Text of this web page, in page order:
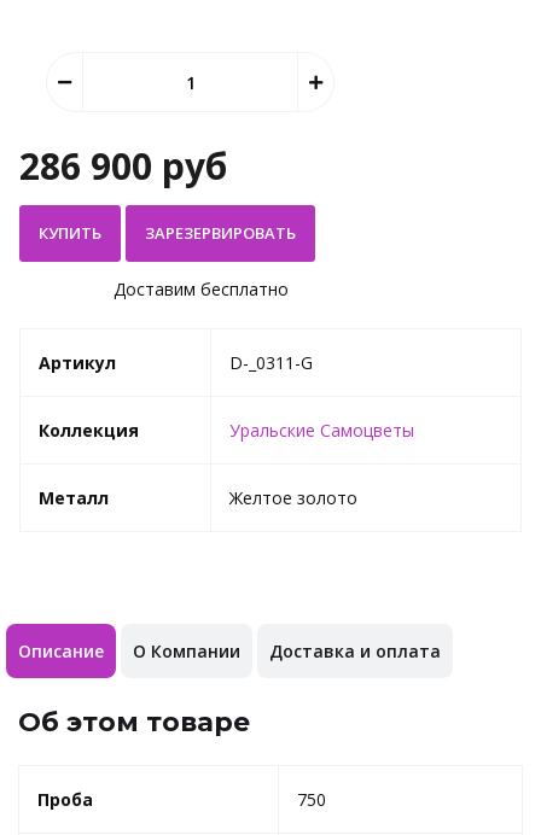
286 900 руб
КУПИТЬ
Доставим бесплатно
Артикул D-_0311-G
Коллекция Уральские Самоцветы
Металл Желтое золото
Описание О Компании Доставка и оплата
Об этом товаре
Проба 750